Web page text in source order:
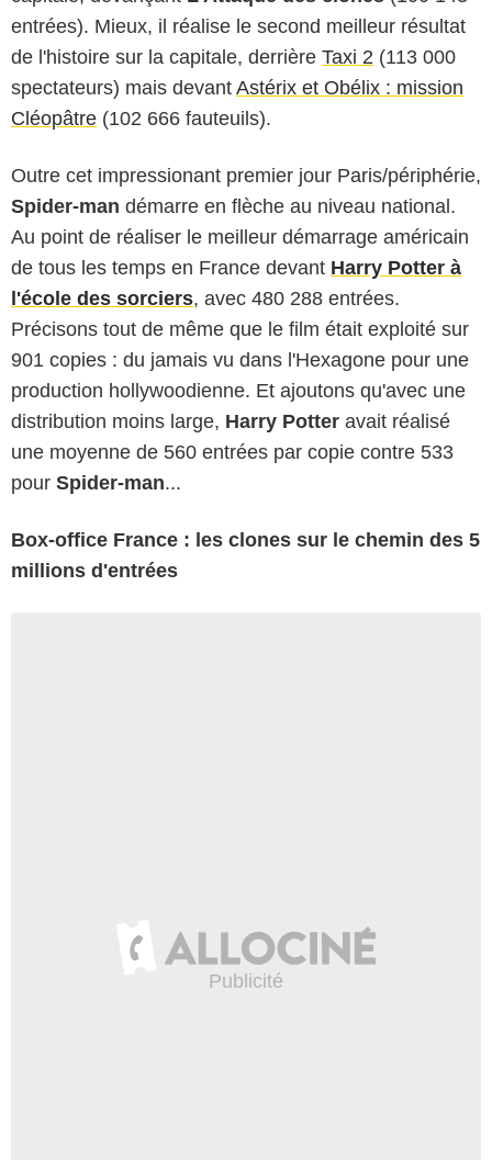
entrées). Mieux, il réalise le second meilleur résultat
de l'histoire sur la capitale, derrière Taxi 2 (113 000
spectateurs) mais devant Astérix et Obélix : mission
Cléopâtre (102 666 fauteuils).
Outre cet impressionant premier jour Paris/périphérie,
Spider-man démarre en flèche au niveau national.
Au point de réaliser le meilleur démarrage américain
de tous les temps en France devant Harry Potter à
l'école des sorciers, avec 480 288 entrées.
Précisons tout de même que le film était exploité sur
901 copies : du jamais vu dans l'Hexagone pour une
production hollywoodienne. Et ajoutons qu'avec une
distribution moins large, Harry Potter avait réalisé
une moyenne de 560 entrées par copie contre 533
pour Spider-man...
Box-office France : les clones sur le chemin des 5
millions d'entrées